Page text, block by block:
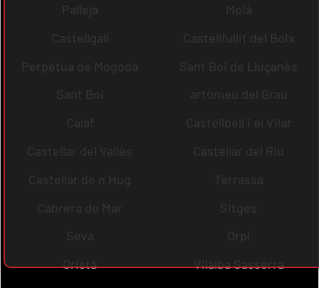
Pallejà
Moià
Castellgalí
Castellfullit del Boix
Perpètua de Mogoda
Sant Boi de Lluçanès
Sant Boi
artomeu del Grau
Calaf
Castellbell i el Vilar
Castellar del Vallès
Castellar del Riu
Castellar de n´Hug
Terrassa
Cabrera de Mar
Sitges
Seva
Orpí
Oristà
Vilalba Sasserra